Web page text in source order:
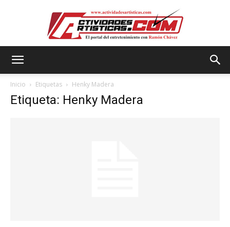
Inicio Etiquetas Henky Madera
Etiqueta: Henky Madera